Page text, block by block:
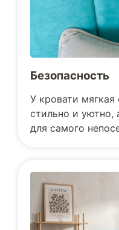
Безопасность
У кровати
стильно и уютно,
для самого